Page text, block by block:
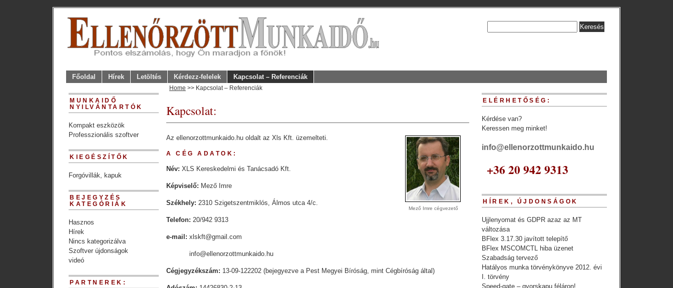
Főoldal Hírek Letöltés Kérdezz-felelek Kapcsolat – Referenciák
MUNKAIDŐ
NYILVÁNTARTÓK
Kompakt eszközök
Professzionális szoftver
KIEGÉSZÍTŐK
Forgóvillák, kapuk
BEJEGYZÉS
KATEGÓRIÁK
Hasznos
Hírek
Nincs kategorizálva
Szoftver újdonságok
videó
PARTNEREK:
Home >> Kapcsolat – Referenciák
Kapcsolat:
Mező Imre cégvezető
Az ellenorzottmunkaido.hu oldalt az Xls Kft. üzemelteti.
A CÉG ADATOK:
Név: XLS Kereskedelmi és Tanácsadó Kft.
Képviselő: Mező Imre
Székhely: 2310 Szigetszentmiklós, Álmos utca 4/c.
Telefon: 20/942 9313
e-mail: xlskft@gmail.com
info@ellenorzottmunkaido.hu
Cégjegyzékszám: 13-09-122202 (bejegyezve a Pest Megyei Bíróság, mint Cégbíróság által)
ELÉRHETŐSÉG:
Kérdése van?
Keressen meg minket!
info@ellenorzottmunkaido.hu
+36 20 942 9313
HÍREK, ÚJDONSÁGOK
Ujjlenyomat és GDPR azaz az MT
változása
BFlex 3.17.30 javított telepítő
BFlex MSCOMCTL hiba üzenet
Szabadság tervező
Hatályos munka törvénykönyve 2012. évi
I. törvény
Speed-gate – gyorskapu féláron!